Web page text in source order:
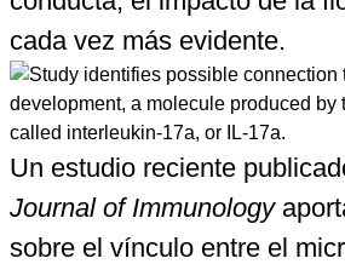
cada vez más evidente.
Un estudio reciente
Journal of Immunology
sobre el vínculo entre el